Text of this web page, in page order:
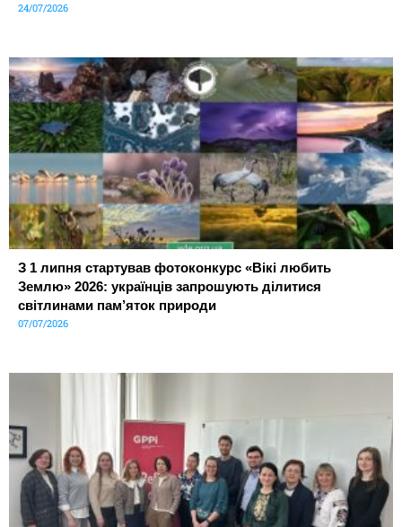
24/07/2026
З 1 липня стартував фотоконкурс «Вікі любить
Землю» 2026: українців запрошують ділитися
світлинами пам’яток природи
07/07/2026